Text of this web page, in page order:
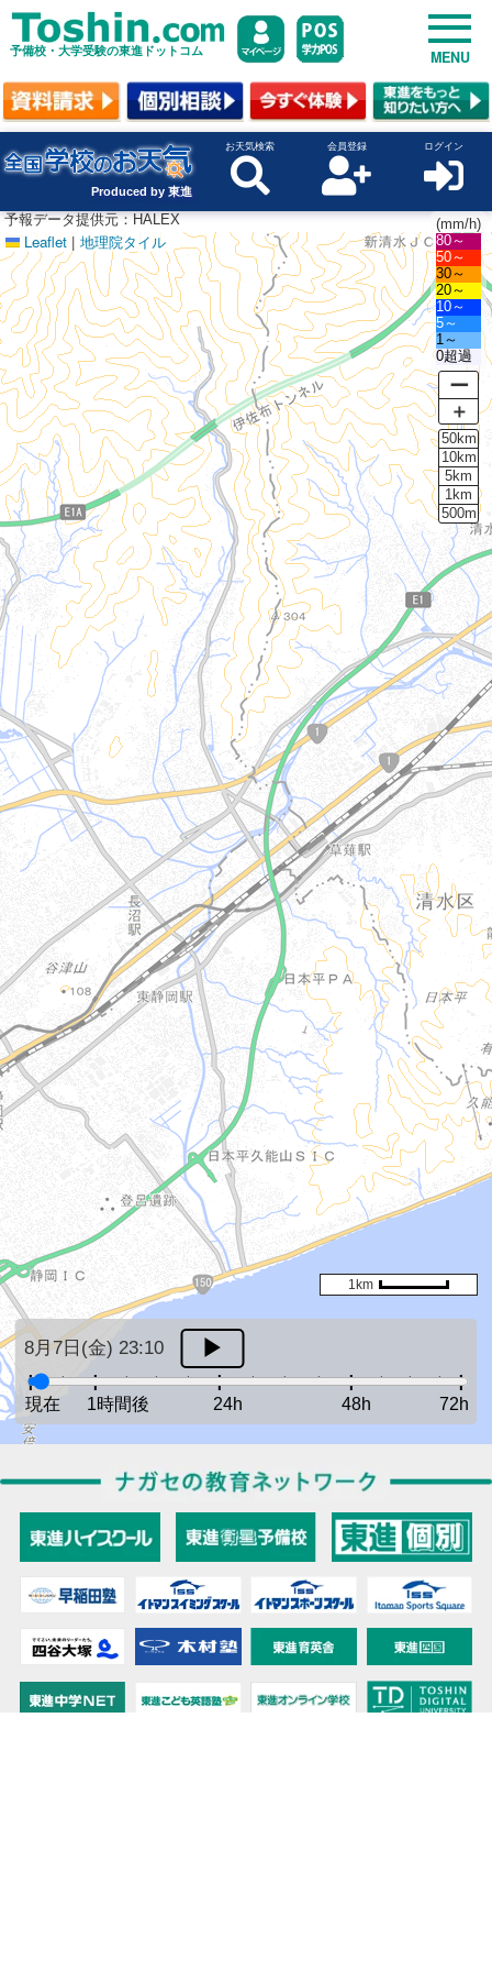
予備校・大学受験の東進ドットコム MENU
Produced by 東進
お天気検索 会員登録 ログイン
Leaflet | 地理院タイル
8月7日(金) 23:10
現在 1時間後 24h 48h 72h
1km
(mm/h)
80～
50～
30～
20～
10～
5～
1～
0超過
ー
＋
50km
10km
5km
1km
500m
予報データ提供元：HALEX